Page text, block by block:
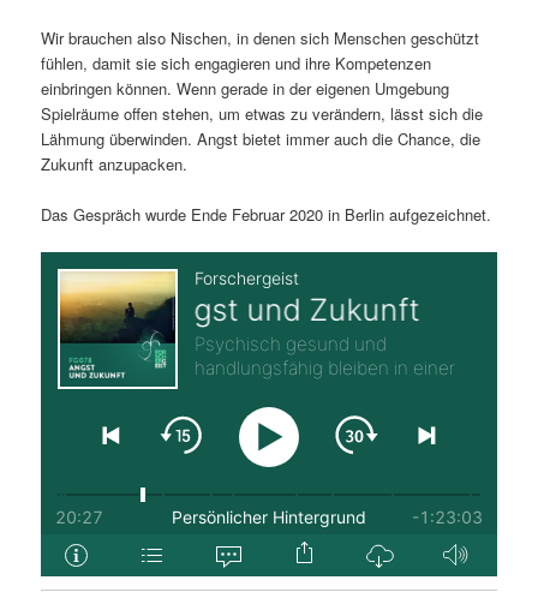
Wir brauchen also Nischen, in denen sich Menschen geschützt
fühlen, damit sie sich engagieren und ihre Kompetenzen
einbringen können. Wenn gerade in der eigenen Umgebung
Spielräume offen stehen, um etwas zu verändern, lässt sich die
Lähmung überwinden. Angst bietet immer auch die Chance, die
Zukunft anzupacken.
Das Gespräch wurde Ende Februar 2020 in Berlin aufgezeichnet.